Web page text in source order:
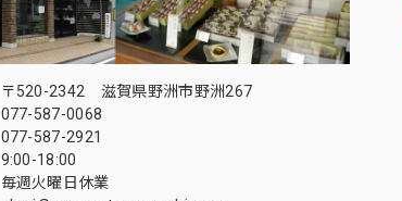
〒520-2342 滋賀県野洲市野洲267
077-587-0068
077-587-2921
9:00-18:00
毎週火曜日休業